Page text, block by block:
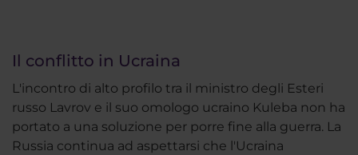
Il conflitto in Ucraina
L'incontro di alto profilo tra il ministro degli Esteri
russo Lavrov e il suo omologo ucraino Kuleba non ha
portato a una soluzione per porre fine alla guerra. La
Russia continua ad aspettarsi che l'Ucraina